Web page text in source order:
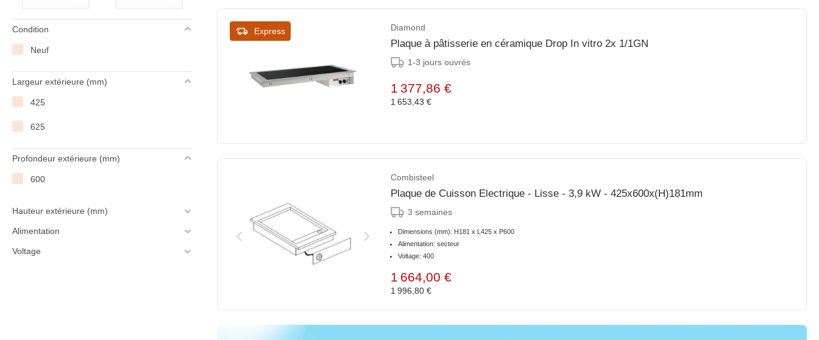
Condition
Neuf
Largeur extérieure (mm)
425
625
Profondeur extérieure (mm)
600
Hauteur extérieure (mm)
Alimentation
Voltage
Express Diamond
Plaque à pâtisserie en céramique Drop In vitro 2x 1/1GN
1-3 jours ouvrés
1 377,86 €
1 653,43 €
Combisteel
Plaque de Cuisson Electrique - Lisse - 3,9 kW - 425x600x(H)181mm
3 semaines
Dimensions (mm): H181 x L425 x P600
Alimentation: secteur
Voltage: 400
1 664,00 €
1 996,80 €